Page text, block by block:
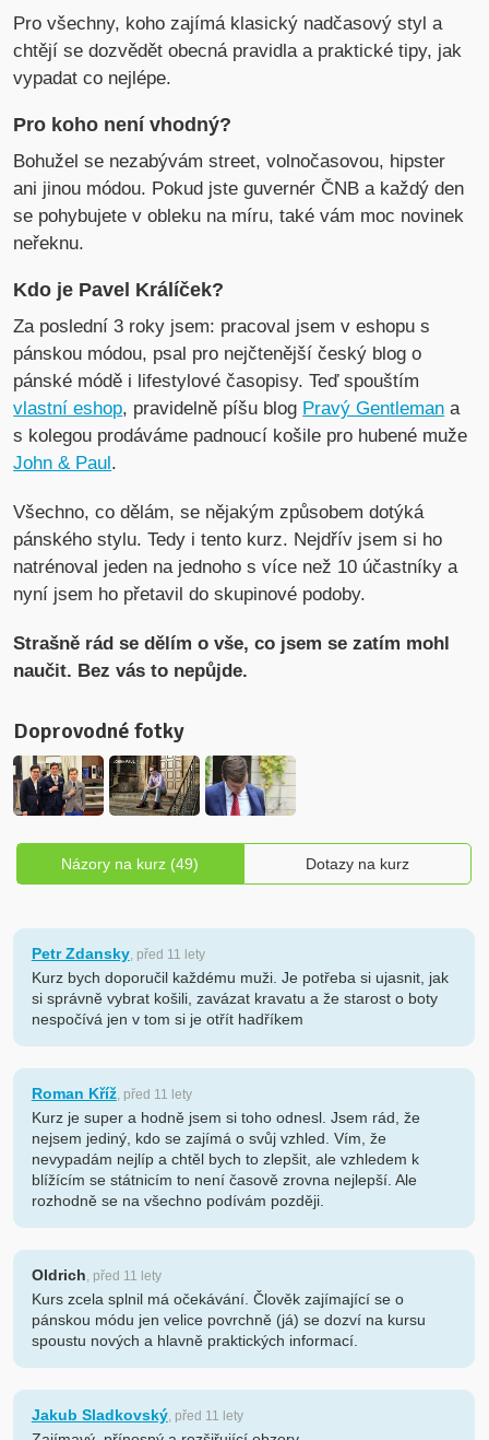
Pro všechny, koho zajímá klasický nadčasový styl a
chtějí se dozvědět obecná pravidla a praktické tipy, jak
vypadat co nejlépe.
Pro koho není vhodný?
Bohužel se nezabývám street, volnočasovou, hipster
ani jinou módou. Pokud jste guvernér ČNB a každý den
se pohybujete v obleku na míru, také vám moc novinek
neřeknu.
Kdo je Pavel Králíček?
Za poslední 3 roky jsem: pracoval jsem v eshopu s
pánskou módou, psal pro nejčtenější český blog o
pánské módě i lifestylové časopisy. Teď spouštím
vlastní eshop, pravidelně píšu blog Pravý Gentleman a
s kolegou prodáváme padnoucí košile pro hubené muže
John & Paul .
Všechno, co dělám, se nějakým způsobem dotýká
pánského stylu. Tedy i tento kurz. Nejdřív jsem si ho
natrénoval jeden na jednoho s více než 10 účastníky a
nyní jsem ho přetavil do skupinové podoby.
Strašně rád se dělím o vše, co jsem se zatím mohl
naučit. Bez vás to nepůjde.
Doprovodné fotky
Názory na kurz (49) Dotazy na kurz
Petr Zdansky, před 11 lety
Kurz bych doporučil každému muži. Je potřeba si ujasnit, jak
si správně vybrat košili, zavázat kravatu a že starost o boty
nespočívá jen v tom si je otřít hadříkem
Roman Kříž, před 11 lety
Kurz je super a hodně jsem si toho odnesl. Jsem rád, že
nejsem jediný, kdo se zajímá o svůj vzhled. Vím, že
nevypadám nejlíp a chtěl bych to zlepšit, ale vzhledem k
blížícím se státnicím to není časově zrovna nejlepší. Ale
rozhodně se na všechno podívám později.
Oldrich, před 11 lety
Kurs zcela splnil má očekávání. Člověk zajímající se o
pánskou módu jen velice povrchně (já) se dozví na kursu
spoustu nových a hlavně praktických informací.
Jakub Sladkovský, před 11 lety